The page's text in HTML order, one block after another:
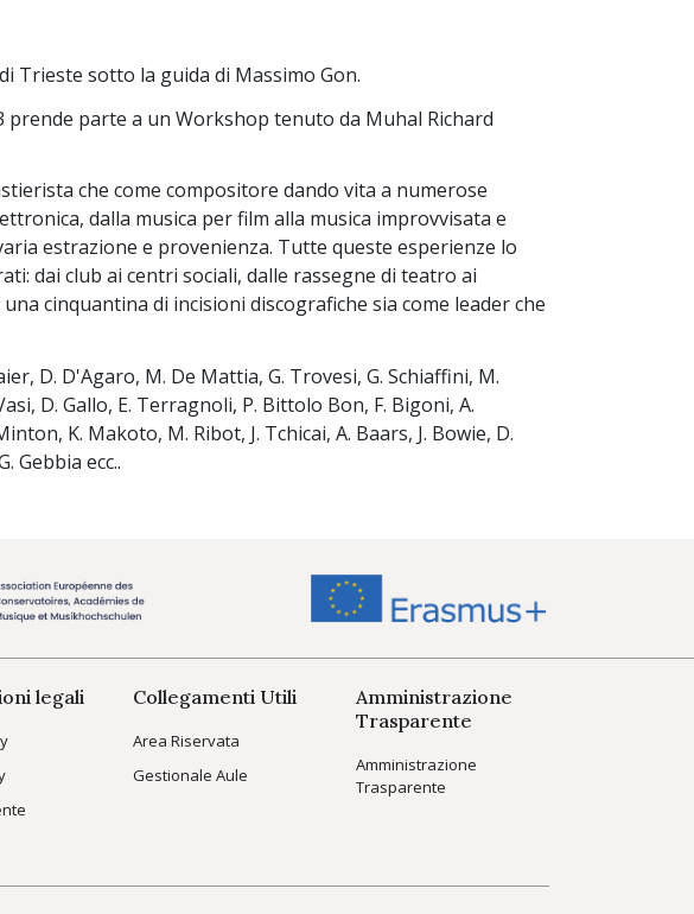
Trieste sotto la guida di Massimo Gon.
prende parte a un Workshop tenuto da Muhal Richard
che come compositore dando vita a numerose
dalla musica per film alla musica improvvisata e
estrazione e provenienza. Tutte queste esperienze lo
dai club ai centri sociali, dalle rassegne di teatro ai
cinquantina di incisioni discografiche sia come leader che
D. D'Agaro, M. De Mattia, G. Trovesi, G. Schiaffini, M.
D. Gallo, E. Terragnoli, P. Bittolo Bon, F. Bigoni, A.
K. Makoto, M. Ribot, J. Tchicai, A. Baars, J. Bowie, D.
Gebbia ecc..
legali Collegamenti Utili
Area Riservata
Gestionale Aule
Amministrazione
Trasparente
Amministrazione
Trasparente